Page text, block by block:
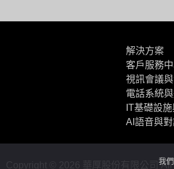
解決方案
客戶服務
視訊會議
電話系統
IT基礎設
AI語音與
華厚股份有限公司我